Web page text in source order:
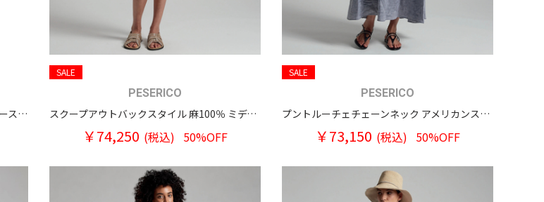
ワイドカフス七分袖 プルオーバー ワンピースドレス
SALE
PESERICO
スクープアウトバックスタイル 麻100％ ミディ丈ワンピース
￥74,250 (税込) 50%OFF
SALE
PESERICO
プントルーチェチェーンネック アメリカンスリーブ ティアードリネンワンピース
￥73,150 (税込) 50%OFF